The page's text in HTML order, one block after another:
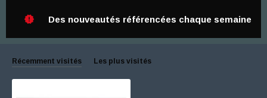
Des nouveautés référencées chaque semaine
Récemment visités Les plus visités